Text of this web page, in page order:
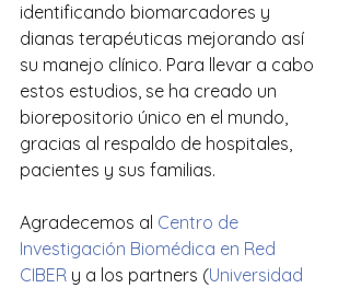
identificando biomarcadores y
dianas terapéuticas mejorando así
su manejo clínico. Para llevar a cabo
estos estudios, se ha creado un
biorepositorio único en el mundo,
gracias al respaldo de hospitales,
pacientes y sus familias.
Agradecemos al Centro de
Investigación Biomédica en Red
CIBER y a los partners (Universidad